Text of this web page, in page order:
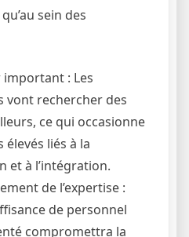
sein des
: Les
vont rechercher des
ce qui occasionne
élevés liés à la
et à l’intégration.
de l’expertise :
de personnel
compromettra la